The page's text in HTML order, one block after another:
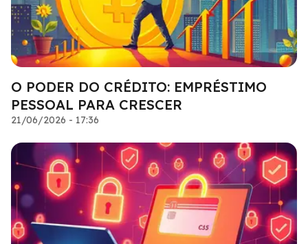
O PODER DO CRÉDITO: EMPRÉSTIMO
PESSOAL PARA CRESCER
21/06/2026 - 17:36